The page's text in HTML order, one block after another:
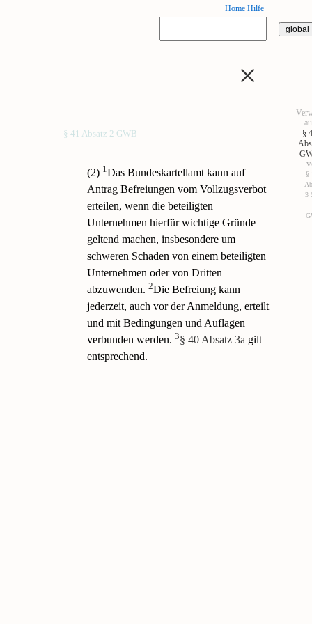
Home Hilfe
×
§ 41 Absatz 2 GWB
(2) 1 Das Bundeskartellamt kann auf
Antrag Befreiungen vom Vollzugsverbot
erteilen, wenn die beteiligten
Unternehmen hierfür wichtige Gründe
geltend machen, insbesondere um
schweren Schaden von einem beteiligten
Unternehmen oder von Dritten
abzuwenden. 2Die Befreiung kann
jederzeit, auch vor der Anmeldung, erteilt
und mit Bedingungen und Auflagen
verbunden werden. 3§ 40 Absatz 3a gilt
entsprechend.
§
§
3